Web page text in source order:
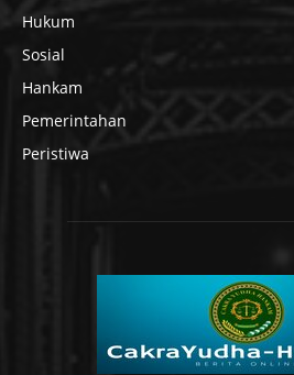
Hukum
Sosial
Hankam
Pemerintahan
Peristiwa